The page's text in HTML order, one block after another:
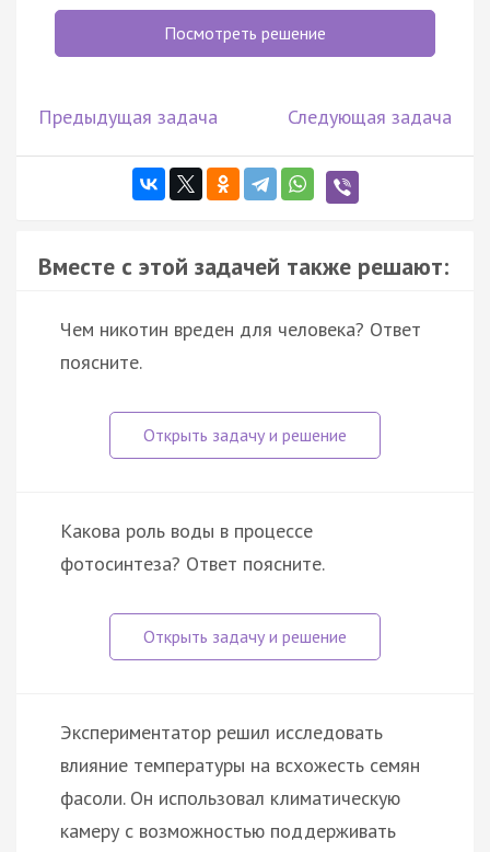
Посмотреть решение
Предыдущая задача Следующая задача
Вместе с этой задачей также решают:
Чем никотин вреден для человека? Ответ
поясните.
Какова роль воды в процессе
фотосинтеза? Ответ поясните.
Экспериментатор решил исследовать
влияние температуры на всхожесть семян
фасоли. Он использовал климатическую
камеру с возможностью поддерживать